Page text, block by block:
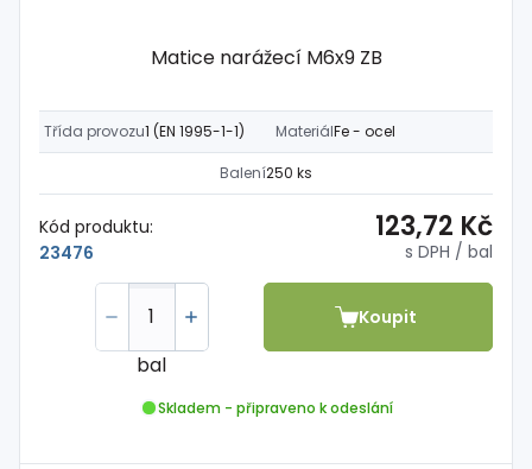
Matice narážecí M6x9 ZB
Třída provozu1 (EN 1995-1-1) MateriálFe - ocel
Balení250 ks
Kód produktu:
23476
123,72 Kč
s DPH / bal
bal
Koupit
Skladem - připraveno k odeslání